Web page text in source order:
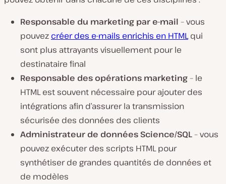
Responsable du marketing par e-mail – vous
pouvez créer des e-mails enrichis en HTMLqui
sont plus attrayants visuellement pour le
destinataire final
Responsable des opérations marketing– le
HTML est souvent nécessaire pour ajouter des
intégrations afin d’assurer la transmission
sécurisée des données des clients
Administrateur de données Science/SQL– vous
pouvez exécuter des scripts HTML pour
synthétiser de grandes quantités de données et
de modèles